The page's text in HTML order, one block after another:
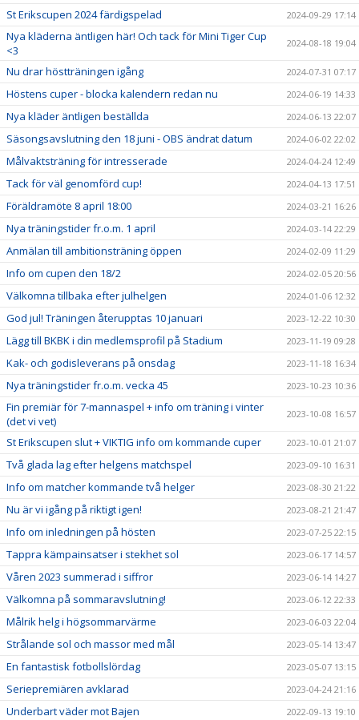
St Erikscupen 2024 färdigspelad 2024-09-29 17:14
Nya kläderna äntligen här! Och tack för Mini Tiger Cup
<3
2024-08-18 19:04
Nu drar höstträningen igång 2024-07-31 07:17
Höstens cuper - blocka kalendern redan nu 2024-06-19 14:33
Nya kläder äntligen beställda 2024-06-13 22:07
Säsongsavslutning den 18 juni - OBS ändrat datum 2024-06-02 22:02
Målvaktsträning för intresserade 2024-04-24 12:49
Tack för väl genomförd cup! 2024-04-13 17:51
Föräldramöte 8 april 18:00 2024-03-21 16:26
Nya träningstider fr.o.m. 1 april 2024-03-14 22:29
Anmälan till ambitionsträning öppen 2024-02-09 11:29
Info om cupen den 18/2 2024-02-05 20:56
Välkomna tillbaka efter julhelgen 2024-01-06 12:32
God jul! Träningen återupptas 10 januari 2023-12-22 10:30
Lägg till BKBK i din medlemsprofil på Stadium 2023-11-19 09:28
Kak- och godisleverans på onsdag 2023-11-18 16:34
Nya träningstider fr.o.m. vecka 45 2023-10-23 10:36
Fin premiär för 7-mannaspel + info om träning i vinter
(det vi vet)
2023-10-08 16:57
St Erikscupen slut + VIKTIG info om kommande cuper 2023-10-01 21:07
Två glada lag efter helgens matchspel 2023-09-10 16:31
Info om matcher kommande två helger 2023-08-30 21:22
Nu är vi igång på riktigt igen! 2023-08-21 21:47
Info om inledningen på hösten 2023-07-25 22:15
Tappra kämpainsatser i stekhet sol 2023-06-17 14:57
Våren 2023 summerad i siffror 2023-06-14 14:27
Välkomna på sommaravslutning! 2023-06-12 22:33
Målrik helg i högsommarvärme 2023-06-03 22:04
Strålande sol och massor med mål 2023-05-14 13:47
En fantastisk fotbollslördag 2023-05-07 13:15
Seriepremiären avklarad 2023-04-24 21:16
Underbart väder mot Bajen 2022-09-13 19:10